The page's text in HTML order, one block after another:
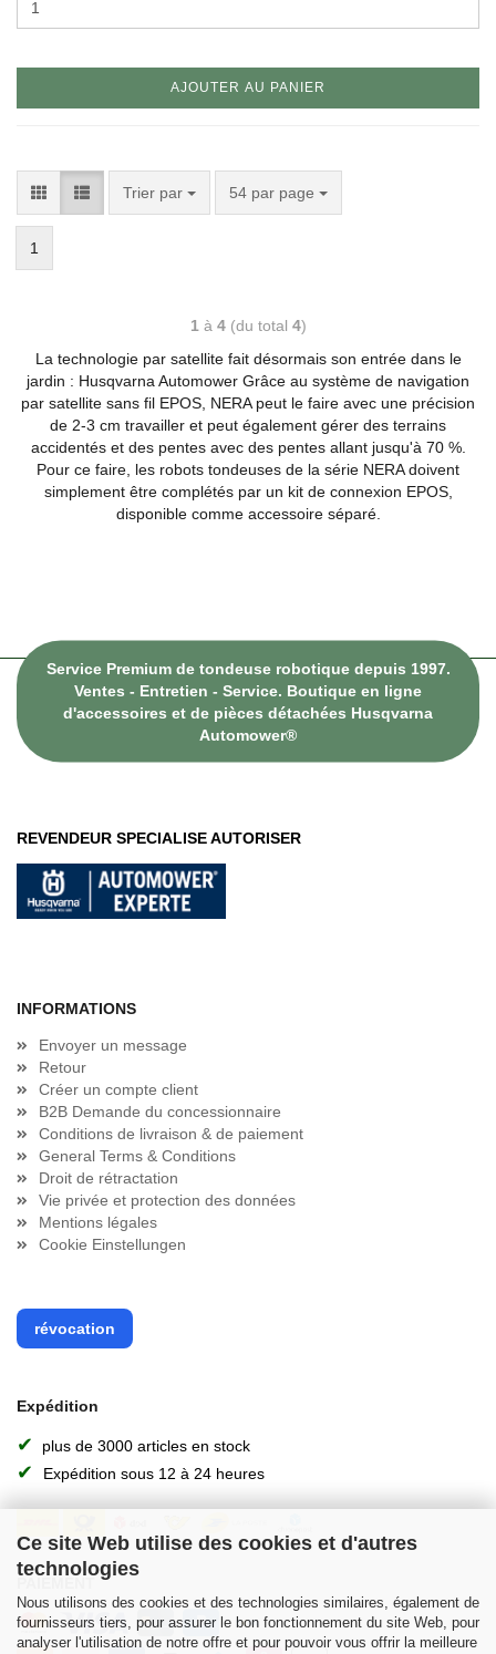
Ce site Web utilise des cookies et d'autres
technologies
Nous utilisons des cookies et des technologies similaires, également de
fournisseurs tiers, pour assurer le bon fonctionnement du site Web, pour
analyser l'utilisation de notre offre et pour pouvoir vous offrir la meilleure
AJOUTER AU PANIER
Trier par 54 par page
1
1 à 4(du total 4)
La technologie par satellite fait désormais son entrée dans le
jardin : Husqvarna Automower Grâce au système de navigation
par satellite sans fil EPOS, NERA peut le faire avec une précision
de 2-3 cm travailler et peut également gérer des terrains
accidentés et des pentes avec des pentes allant jusqu'à 70 %.
Pour ce faire, les robots tondeuses de la série NERA doivent
simplement être complétés par un kit de connexion EPOS,
disponible comme accessoire séparé.
Service Premium de tondeuse robotique depuis 1997.
Ventes - Entretien - Service. Boutique en ligne
d'accessoires et de pièces détachées Husqvarna
Automower®
REVENDEUR SPECIALISE AUTORISER
INFORMATIONS
Envoyer un message
Retour
Créer un compte client
B2B Demande du concessionnaire
Conditions de livraison & de paiement
General Terms & Conditions
Droit de rétractation
Vie privée et protection des données
Mentions légales
Cookie Einstellungen
révocation
Expédition
✔ plus de 3000 articles en stock
✔ Expédition sous 12 à 24 heures